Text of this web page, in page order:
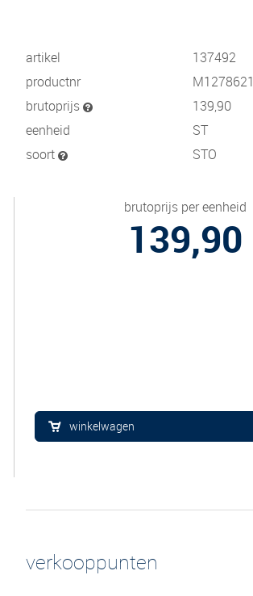
artikel
137492
productnr
M1278621
brutoprijs
139,90
eenheid
ST
soort
STO
brutoprijs per eenheid
139,90
winkelwagen
verkooppunten